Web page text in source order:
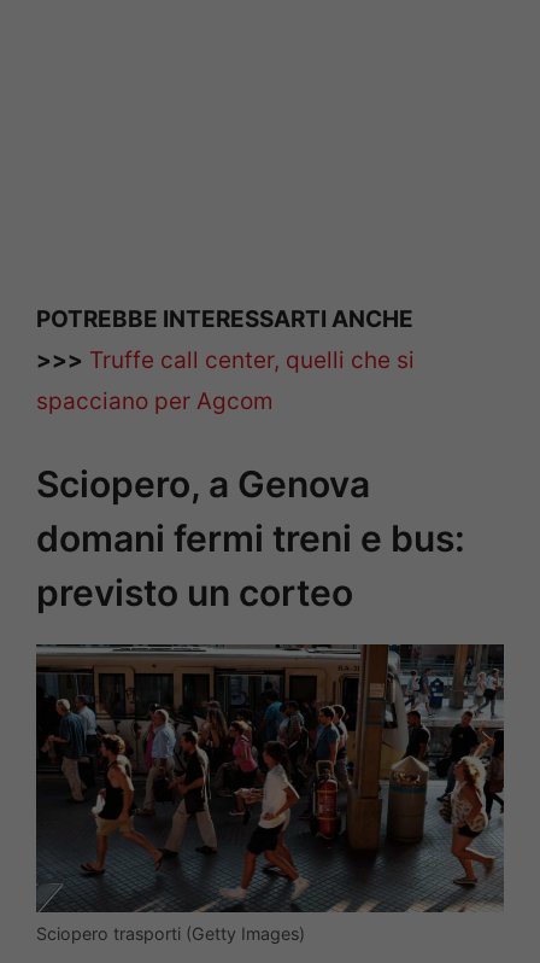
POTREBBE INTERESSARTI ANCHE
>>> Truffe call center, quelli che si
spacciano per Agcom
Sciopero, a Genova
domani fermi treni e bus:
previsto un corteo
Sciopero trasporti (Getty Images)